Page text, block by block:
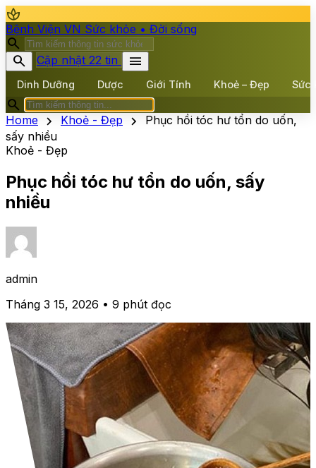
spa
Bệnh Viện VN Sức khỏe • Đời sống
search
search
Cập nhật 22 tin menu
Dinh Dưỡng Dược Giới Tính Khoẻ – Đẹp Sức
search
Home chevron_right Khoẻ - Đẹp chevron_right
Phục hồi tóc hư tổn do uốn,
sấy nhiều
Khoẻ - Đẹp
Phục hồi tóc hư tổn do uốn, sấy
nhiều
admin
Tháng 3 15, 2026 • 9 phút đọc